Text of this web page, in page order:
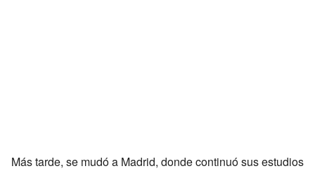
Más tarde, se mudó a Madrid, donde continuó sus estudios